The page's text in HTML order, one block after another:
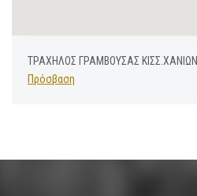
ΤΡΑΧΗΛΟΣ ΓΡΑΜΒΟΥΣΑΣ
Πρόσβαση